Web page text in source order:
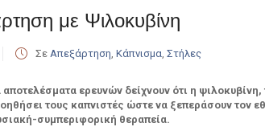
με Ψιλοκυβίνη
Σε Απεξάρτηση Κάπνισμα Στήλες
ερευνών δείχνουν ότι η
τους καπνιστές ώστε να ξεπεράσουν τον
συμπεριφορική θεραπεία.